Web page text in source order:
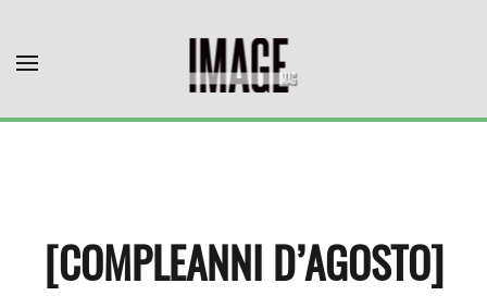
Skip to main content
[COMPLEANNI D’AGOSTO]